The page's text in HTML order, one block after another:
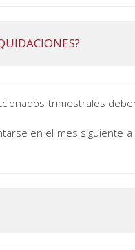
trimestrales
en el mes siguiente